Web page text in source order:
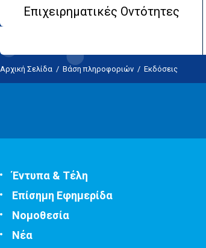
Επιχειρηματικές Οντότητες
Αρχική Σελίδα / Βάση πληροφοριών / Εκδόσεις
Έντυπα & Τέλη
Επίσημη Εφημερίδα
Νομοθεσία
Νέα